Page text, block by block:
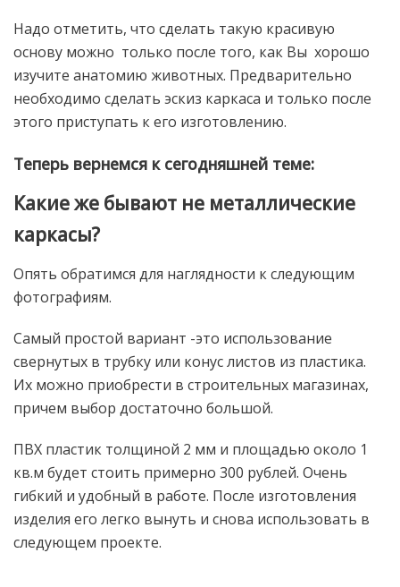
Надо отметить, что сделать такую красивую
основу можно только после того, как Вы хорошо
изучите анатомию животных. Предварительно
необходимо сделать эскиз каркаса и только после
этого приступать к его изготовлению.
Теперь вернемся к сегодняшней теме:
Какие же бывают не металлические
каркасы?
Опять обратимся для наглядности к следующим
фотографиям.
Самый простой вариант -это использование
свернутых в трубку или конус листов из пластика.
Их можно приобрести в строительных магазинах,
причем выбор достаточно большой.
ПВХ пластик толщиной 2 мм и площадью около 1
кв.м будет стоить примерно 300 рублей. Очень
гибкий и удобный в работе. После изготовления
изделия его легко вынуть и снова использовать в
следующем проекте.